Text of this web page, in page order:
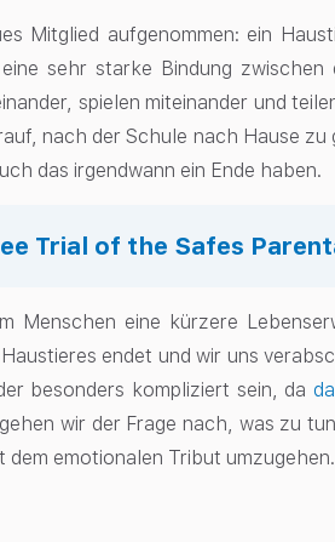
Mitglied aufgenommen: ein
sehr starke Bindung zwischen
spielen miteinander und
nach der Schule nach Hause zu
das irgendwann ein Ende haben.
Trial of the Safes
Menschen eine kürzere
endet und wir uns
besonders kompliziert sein, da
wir der Frage nach, was zu
dem emotionalen Tribut umzugehen.